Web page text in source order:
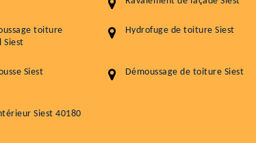
toiture
Siest
Hydrofuge de toiture Siest
Siest Démoussage de toiture Siest
Siest 40180